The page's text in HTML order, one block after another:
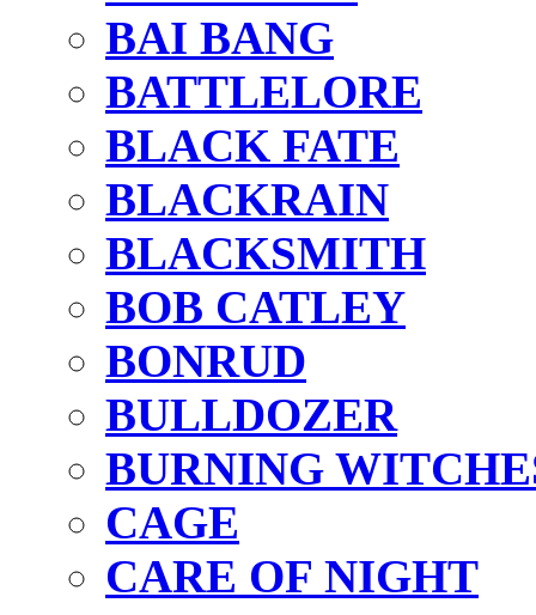
BAI BANG
BATTLELORE
BLACK FATE
BLACKRAIN
BLACKSMITH
BOB CATLEY
BONRUD
BULLDOZER
BURNING
CAGE
CARE OF NIGHT